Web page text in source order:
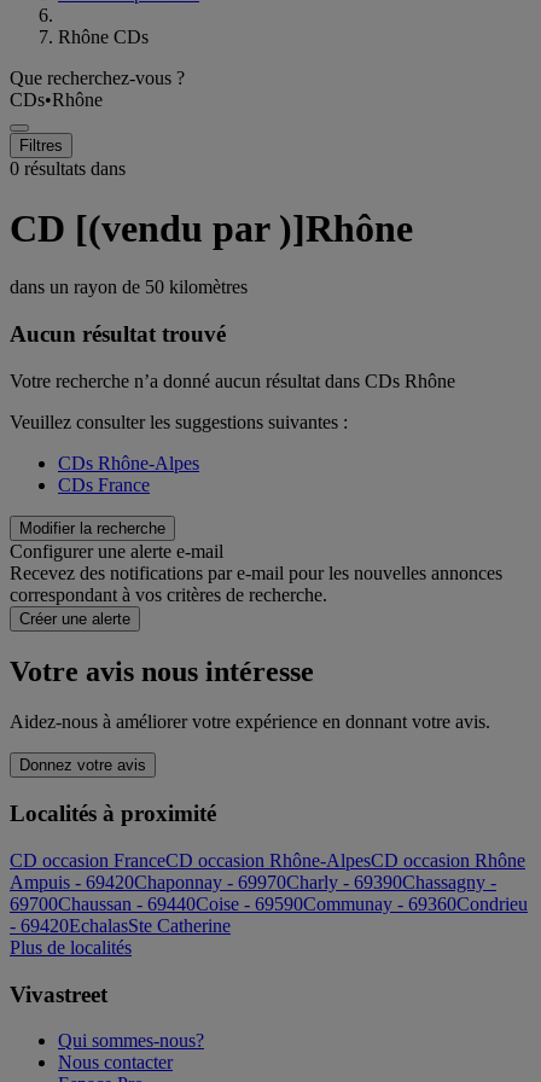
Rhône CDs
Que recherchez-vous ?
CDs•Rhône
Filtres
0 résultats dans
CD [(vendu par )]Rhône
dans un rayon de 50 kilomètres
Aucun résultat trouvé
Votre recherche n’a donné aucun résultat dans CDs Rhône
Veuillez consulter les suggestions suivantes :
CDs Rhône-Alpes
CDs France
Modifier la recherche
Configurer une alerte e-mail
Recevez des notifications par e-mail pour les nouvelles annonces
correspondant à vos critères de recherche.
Créer une alerte
Votre avis nous intéresse
Aidez-nous à améliorer votre expérience en donnant votre avis.
Donnez votre avis
Localités à proximité
CD occasion FranceCD occasion Rhône-AlpesCD occasion Rhône
Ampuis - 69420Chaponnay - 69970Charly - 69390Chassagny -
69700Chaussan - 69440Coise - 69590Communay - 69360Condrieu
- 69420EchalasSte Catherine
Plus de localités
Vivastreet
Qui sommes-nous?
Nous contacter